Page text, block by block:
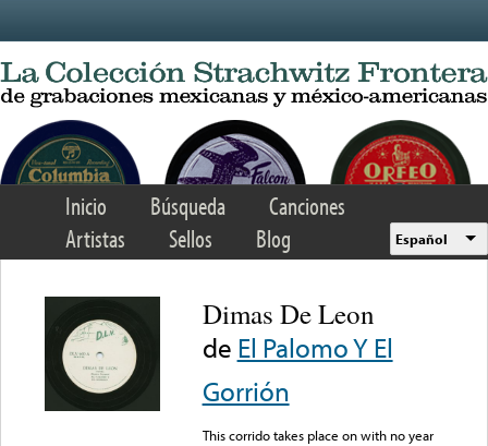
Inicio Búsqueda
Canciones
Artistas
Sellos Blog Español
Dimas De Leon
de El Palomo Y El
Gorrión
This corrido takes place on with no year